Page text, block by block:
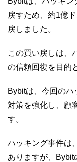
戻すため、約1億
戻しました。
この買い戻しは、
の信頼回復を目的
Bybitは、今回のハ
対策を強化し、顧
す。
ハッキング事件は
ありますが、Bybit